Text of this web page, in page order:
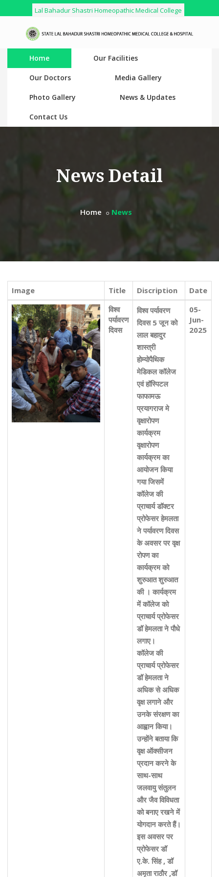
Lal Bahadur Shastri Homeopathic Medical College
Home Our Facilities
Our Doctors Media Gallery
Photo Gallery News & Updates
Contact Us
News Detail
Home News
Image Title Discription
Date
विश्व
पर्यावरण
दिवस
विश्व पर्यावरण
दिवस 5 जून को
लाल बहादुर
शास्त्री
होम्योपैथिक
मेडिकल कॉलेज
एवं हॉस्पिटल
फाफामऊ
प्रयागराज मे
वृक्षारोपण
कार्यक्रम
वृक्षारोपण
कार्यक्रम का
आयोजन किया
गया जिसमें
कॉलेज की
प्राचार्य डॉक्टर
प्रोफेसर हेमलता
ने पर्यावरण दिवस
के अवसर पर वृक्ष
रोपण का
कार्यक्रम को
शुरुआत शुरुआत
की । कार्यक्रम
में कॉलेज को
प्राचार्य प्रोफेसर
डॉ हेमलता ने पौधे
लगाए।
कॉलेज की
प्राचार्य प्रोफेसर
डॉ हेमलता ने
अधिक से अधिक
वृक्ष लगाने और
उनके संरक्षण का
आह्वान किया।
उन्होंने बताया कि
वृक्ष ऑक्सीजन
प्रदान करने के
साथ-साथ
जलवायु संतुलन
और जैव विविधता
को बनाए रखने में
योगदान करते हैं।
इस अवसर पर
प्रोफेसर डॉ
ए.के. सिंह , डॉ
अमृता राठौर ,डॉ
05-
Jun-
2025